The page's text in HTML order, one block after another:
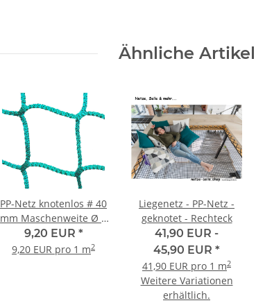
Ähnliche Artikel
PP-Netz knotenlos # 40
mm Maschenweite Ø 4
mm Garnstärke
9,20 EUR *
9,20 EUR pro 1 m2
Liegenetz - PP-Netz -
geknotet - Rechteck
41,90 EUR -
45,90 EUR *
41,90 EUR pro 1 m2
Weitere Variationen
erhältlich.